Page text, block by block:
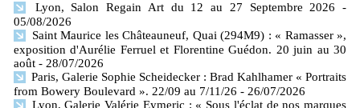
Lyon, Salon Regain Art du 12 au 27 Septembre 2026
-
05/08/2026
Saint Maurice les Châteauneuf, Quai (294M9) : « Ramasser »,
exposition d'Aurélie Ferruel et Florentine Guédon. 20 juin au 30
août - 28/07/2026
Paris, Galerie Sophie Scheidecker : Brad Kahlhamer « Portraits
from Bowery Boulevard ». 22/09 au 7/11/26 - 26/07/2026
Lyon, Galerie Valérie Eymeric : « Sous l'éclat de nos marques